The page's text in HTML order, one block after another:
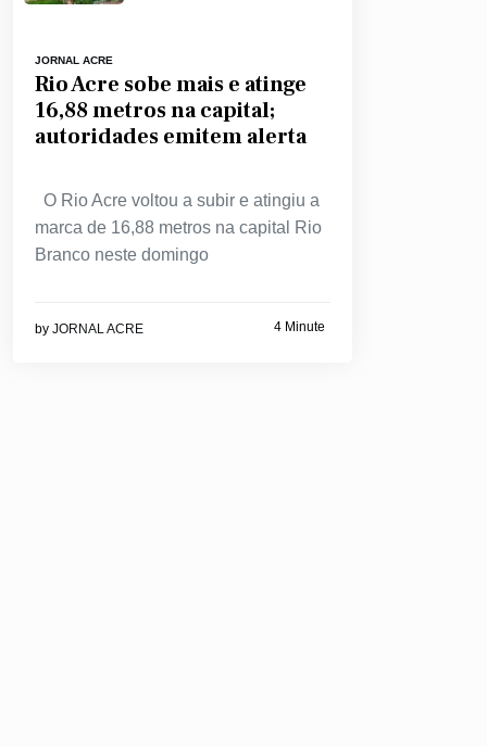
JORNAL ACRE
Rio Acre sobe mais e atinge
16,88 metros na capital;
autoridades emitem alerta
O Rio Acre voltou a subir e atingiu a
marca de 16,88 metros na capital Rio
Branco neste domingo
by JORNAL ACRE 4 Minute